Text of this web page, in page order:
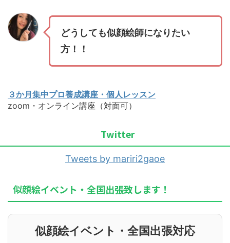
どうしても似顔絵師になりたい
方！！
３か月集中プロ養成講座・個人レッスン
zoom・オンライン講座（対面可）
Twitter
Tweets by mariri2gaoe
似顔絵イベント・全国出張致します！
似顔絵イベント・全国出張対応